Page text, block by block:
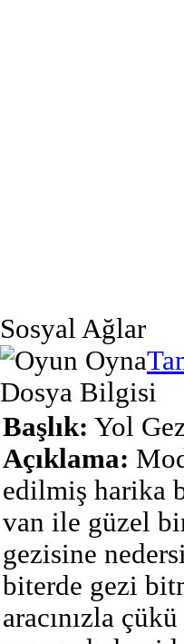
Sosyal Ağlar
Dosya Bilgisi
Başlık: Yol
Açıklama:
edilmiş harika
van ile güzel
gezisine
biterde gezi
aracınızla